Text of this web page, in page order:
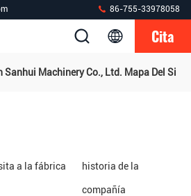
86-755-33978058
Cita
Sanhui Machinery Co., Ltd. Mapa Del Sitio
a la fábrica historia de la
compañía